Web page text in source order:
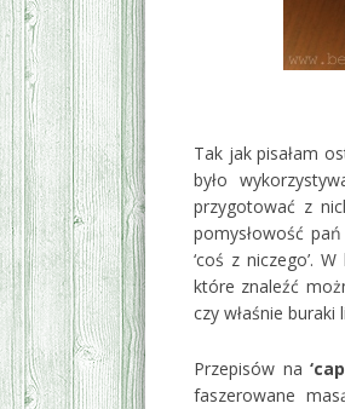
Tak jak pisałam
było
przygotować z
pomysłowość
‘coś z niczego’.
które znaleźć
czy właśnie
Przepisów na
faszerowane